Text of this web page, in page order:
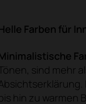
Farben für
Tönen, sind mehr
hin zu warmen